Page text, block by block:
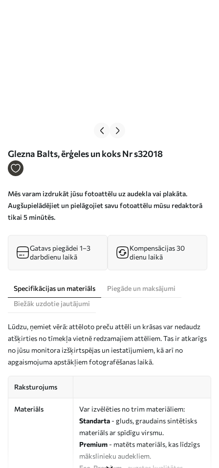
Glezna Balts, ērģeles un koks Nr s32018
Mēs varam izdrukāt jūsu fotoattēlu uz audekla vai plakāta.
Augšupielādējiet un pielāgojiet savu fotoattēlu mūsu redaktorā
tikai 5 minūtēs.
Gatavs piegādei 1–3
darbdienu laikā
Kompensācijas 30
dienu laikā
Specifikācijas un materiāls
Piegāde un maksājumi
Biežāk uzdotie jautājumi
Lūdzu, ņemiet vērā: attēloto preču attēli un krāsas var nedaudz
atšķirties no tīmekļa vietnē redzamajiem attēliem. Tas ir atkarīgs
no jūsu monitora izšķirtspējas un iestatījumiem, kā arī no
apgaismojuma apstākļiem fotografēšanas laikā.
Raksturojums
Materiāls
Var izvēlēties no trim materiāliem:
Standarta - gluds, graudains sintētisks
materiāls ar spīdīgu virsmu.
Premium - matēts materiāls, kas līdzīgs
mākslinieku audekliem.